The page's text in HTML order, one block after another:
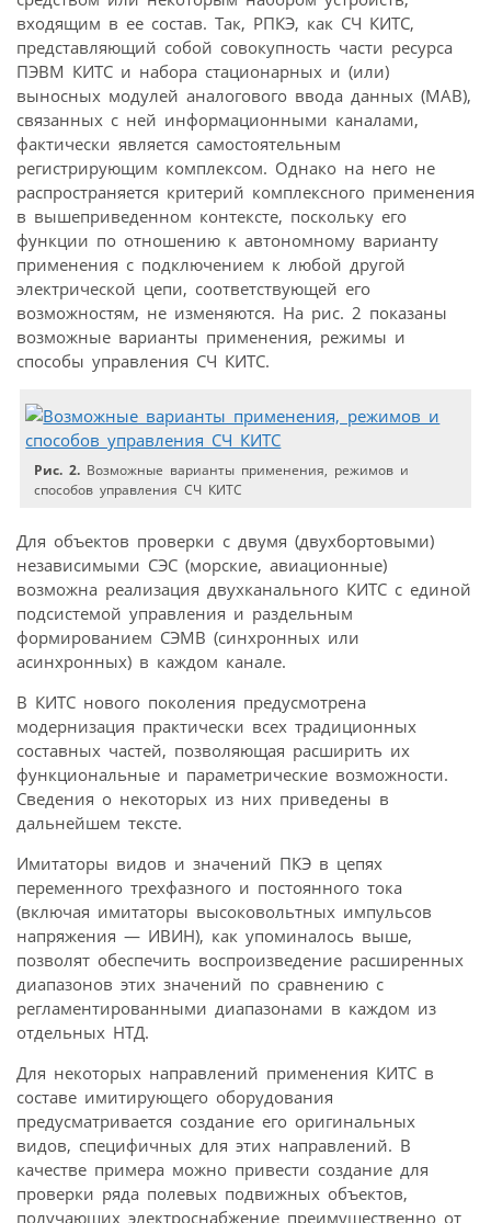
входящим в ее состав. Так, РПКЭ, как СЧ КИТС,
представляющий собой совокупность части ресурса
ПЭВМ КИТС и набора стационарных и (или)
выносных модулей аналогового ввода данных (МАВ),
связанных с ней информационными каналами,
фактически является самостоятельным
регистрирующим комплексом. Однако на него не
распространяется критерий комплексного применения
в вышеприведенном контексте, поскольку его
функции по отношению к автономному варианту
применения с подключением к любой другой
электрической цепи, соответствующей его
возможностям, не изменяются. На рис. 2 показаны
возможные варианты применения, режимы и
способы управления СЧ КИТС.
Рис. 2. Возможные варианты применения, режимов и
способов управления СЧ КИТС
Для объектов проверки с двумя (двухбортовыми)
независимыми СЭС (морские, авиационные)
возможна реализация двухканального КИТС с единой
подсистемой управления и раздельным
формированием СЭМВ (синхронных или
асинхронных) в каждом канале.
В КИТС нового поколения предусмотрена
модернизация практически всех традиционных
составных частей, позволяющая расширить их
функциональные и параметрические возможности.
Сведения о некоторых из них приведены в
дальнейшем тексте.
Имитаторы видов и значений ПКЭ в цепях
переменного трехфазного и постоянного тока
(включая имитаторы высоковольтных импульсов
напряжения — ИВИН), как упоминалось выше,
позволят обеспечить воспроизведение расширенных
диапазонов этих значений по сравнению с
регламентированными диапазонами в каждом из
отдельных НТД.
Для некоторых направлений применения КИТС в
составе имитирующего оборудования
предусматривается создание его оригинальных
видов, специфичных для этих направлений. В
качестве примера можно привести создание для
проверки ряда полевых подвижных объектов,
получающих электроснабжение преимущественно от